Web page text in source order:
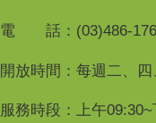
電 話：
開放時間：每週二、四
服務時段：上午